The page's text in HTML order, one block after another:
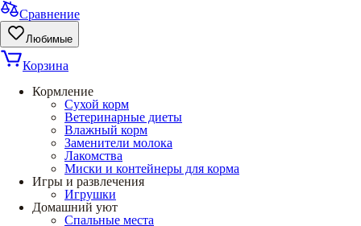
Сравнение
Любимые
Корзина
Кормление
Сухой корм
Ветеринарные диеты
Влажный корм
Заменители молока
Лакомства
Миски и контейнеры для корма
Игры и развлечения
Игрушки
Домашний уют
Спальные места